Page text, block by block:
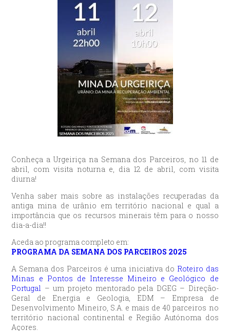
Conheça a Urgeiriça na Semana dos Parceiros, no 11 de
abril, com visita noturna e, dia 12 de abril, com visita
diurna!
Venha saber mais sobre as instalações recuperadas da
antiga mina de urânio em território nacional e qual a
importância que os recursos minerais têm para o nosso
dia-a-dia!!
Aceda ao programa completo em:
PROGRAMA DA SEMANA DOS PARCEIROS 2025
A Semana dos Parceiros é uma iniciativa do Roteiro das
Minas e Pontos de Interesse Mineiro e Geológico de
Portugal – um projeto mentorado pela DGEG – Direção-
Geral de Energia e Geologia, EDM – Empresa de
Desenvolvimento Mineiro, S.A. e mais de 40 parceiros no
território nacional continental e Região Autónoma dos
Açores.